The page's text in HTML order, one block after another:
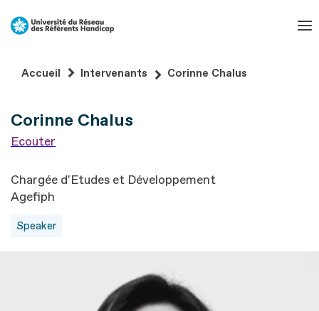
Aller
Aller
de
page
Accueil Intervenants Corinne Chalus
Corinne Chalus
Ecouter
Chargée d'Etudes et Développement
Agefiph
Speaker